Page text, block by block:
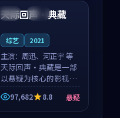
韩国 杜比
天际回声·典藏
综艺 2021
主演： 周迅、河正宇 等
天际回声·典藏是一部
以悬疑为核心的影视作
品，围绕危机、反转与
人物成长展开，整体节
奏紧凑，值得推荐观
97,682 8.8 悬疑